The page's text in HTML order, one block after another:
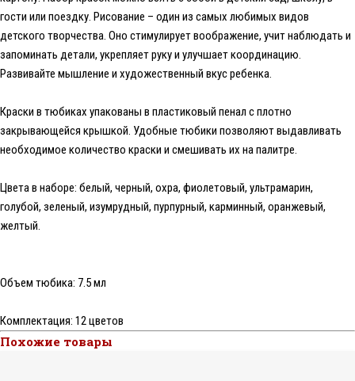
гости или поездку. Рисование – один из самых любимых видов
детского творчества. Оно стимулирует воображение, учит наблюдать и
запоминать детали, укрепляет руку и улучшает координацию.
Развивайте мышление и художественный вкус ребенка.
Краски в тюбиках упакованы в пластиковый пенал с плотно
закрывающейся крышкой. Удобные тюбики позволяют выдавливать
необходимое количество краски и смешивать их на палитре.
Цвета в наборе: белый, черный, охра, фиолетовый, ультрамарин,
голубой, зеленый, изумрудный, пурпурный, карминный, оранжевый,
желтый.
Объем тюбика: 7.5 мл
Комплектация: 12 цветов
Похожие товары